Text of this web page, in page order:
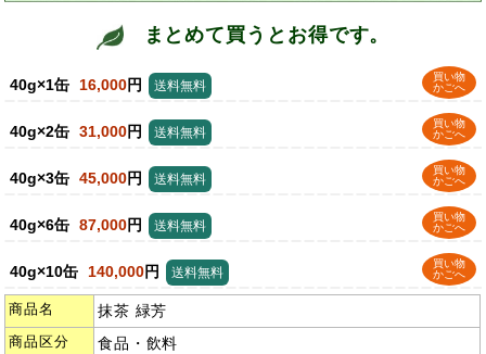
まとめて買うとお得です。
40g×1缶 16,000円
買い物
かごへ
送料無料
40g×2缶 31,000円
買い物
かごへ
送料無料
40g×3缶 45,000円
買い物
かごへ
送料無料
40g×6缶 87,000円
買い物
かごへ
送料無料
40g×10缶 140,000円
買い物
かごへ
送料無料
商品名 抹茶 緑芳
商品区分 食品・飲料